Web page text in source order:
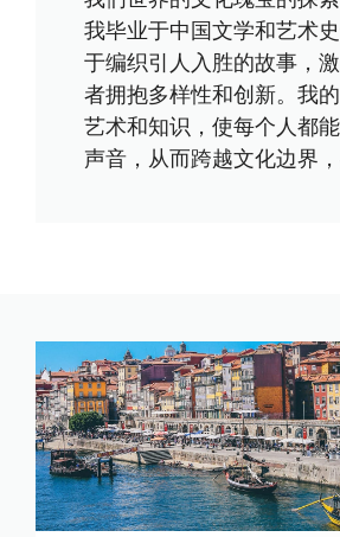
我毕业于中国文学和艺术
于编织引人入胜的故事，
者拥抱多样性和创新。我
艺术和知识，使每个人都
声音，从而跨越文化边界，